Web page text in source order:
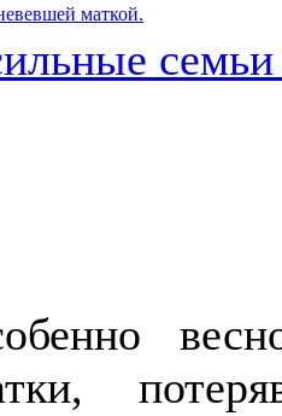
маткой.